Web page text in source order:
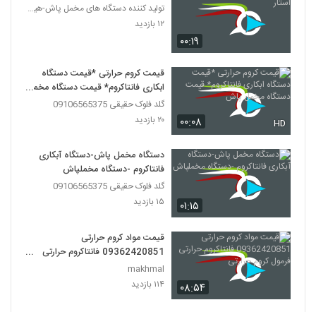
۰۰:۱۹
تولید کننده دستگاه های مخمل پاش-هیدروگرافیک-ابکاری
۱۲ بازدید
۰۰:۰۸ HD
قیمت کروم حرارتی *قیمت دستگاه
ابکاری فانتاکروم* قیمت دستگاه مخمل
پاش
گلد فلوک حقیقی 09106565375
۲۰ بازدید
۰۱:۱۵
دستگاه مخمل پاش-دستگاه آبکاری
فانتاکروم -دستگاه مخملپاش
گلد فلوک حقیقی 09106565375
۱۵ بازدید
۰۸:۵۴
قیمت مواد کروم حرارتی
09362420851 فانتاکروم حرارتی
فرمول کروم حرارتی
makhmal
۱۱۴ بازدید